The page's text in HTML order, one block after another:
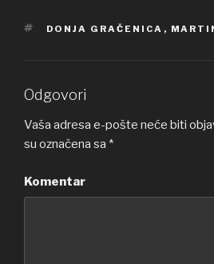
OZNAKE
DONJA GRAČENICA ,
Odgovori
Vaša adresa e-pošte neće biti
su označena sa *
Komentar